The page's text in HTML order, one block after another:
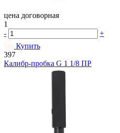
цена договорная
1
-
+
Купить
397
Калибр-пробка G 1 1/8 ПР